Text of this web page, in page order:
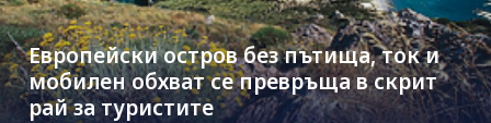
Европейски остров без пътища, ток и
мобилен обхват се превръща в скрит
рай за туристите